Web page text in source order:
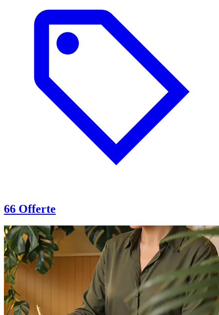
66 Offerte